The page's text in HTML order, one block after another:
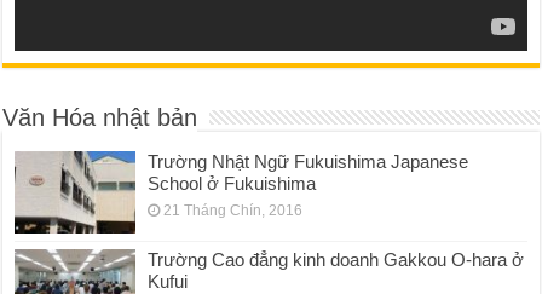
Văn Hóa nhật bản
Trường Nhật Ngữ Fukuishima Japanese
School ở Fukuishima
21 Tháng Chín, 2016
Trường Cao đẳng kinh doanh Gakkou O-hara ở
Kufui